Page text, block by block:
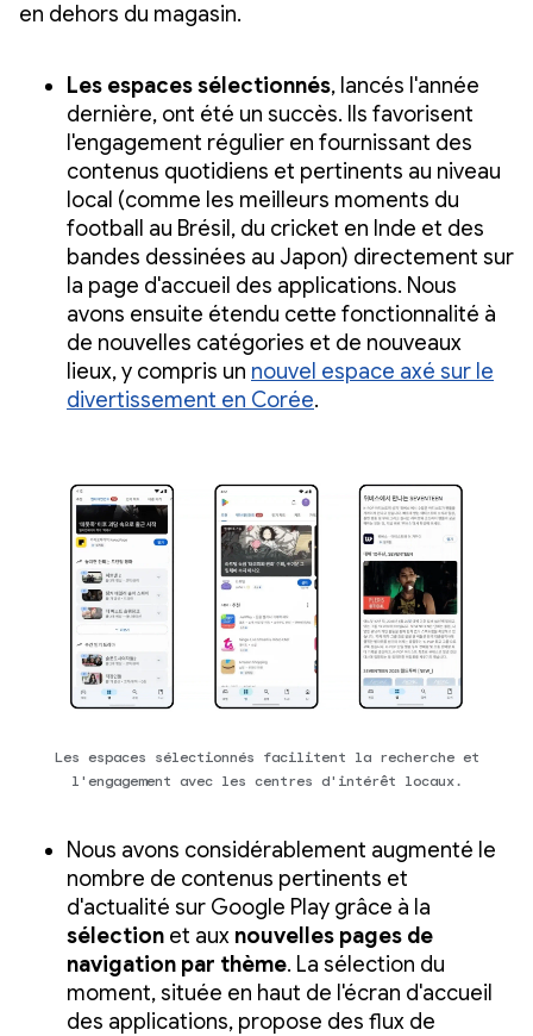
en dehors du magasin.
Les espaces sélectionnés, lancés l'année
dernière, ont été un succès. Ils favorisent
l'engagement régulier en fournissant des
contenus quotidiens et pertinents au niveau
local (comme les meilleurs moments du
football au Brésil, du cricket en Inde et des
bandes dessinées au Japon) directement sur
la page d'accueil des applications. Nous
avons ensuite étendu cette fonctionnalité à
de nouvelles catégories et de nouveaux
lieux, y compris un nouvel espace axé sur le
divertissement en Corée.
Les espaces sélectionnés facilitent la recherche et
l'engagement avec les centres d'intérêt locaux.
Nous avons considérablement augmenté le
nombre de contenus pertinents et
d'actualité sur Google Play grâce à la
sélection et aux nouvelles pages de
navigation par thème. La sélection du
moment, située en haut de l'écran d'accueil
des applications, propose des flux de